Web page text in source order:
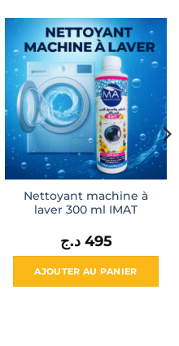
Nettoyant machine à
laver 300 ml IMAT
495 د.ج
AJOUTER AU PANIER